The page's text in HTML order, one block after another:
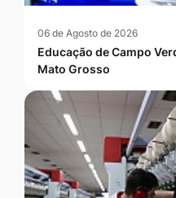
06 de Agosto de 2026
Educação de Campo
Mato Grosso